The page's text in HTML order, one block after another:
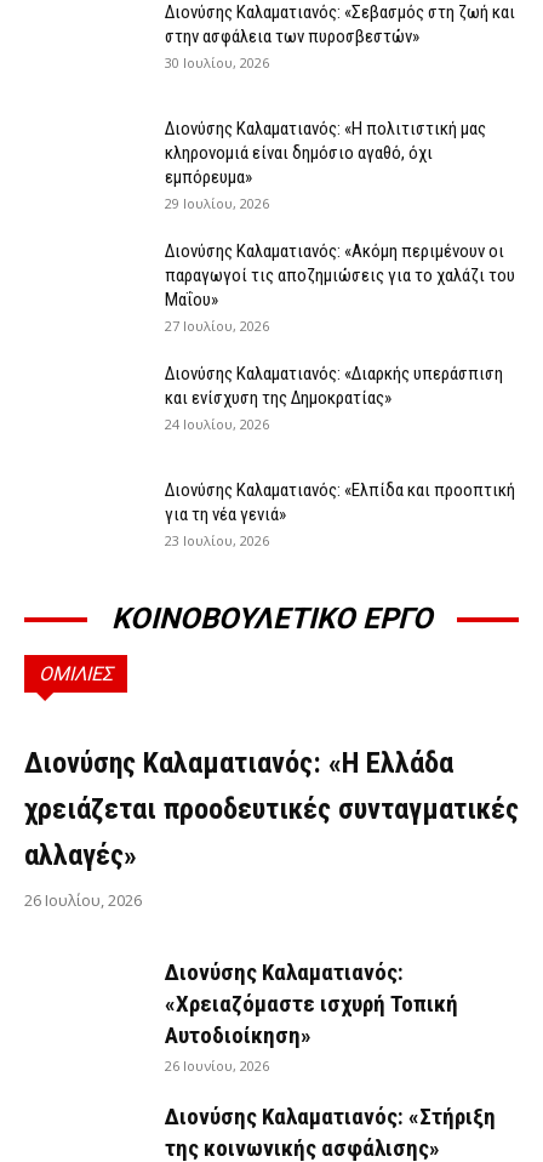
Διονύσης Καλαματιανός: «Σεβασμός στη ζωή και
στην ασφάλεια των πυροσβεστών»
30 Ιουλίου, 2026
Διονύσης Καλαματιανός: «Η πολιτιστική μας
κληρονομιά είναι δημόσιο αγαθό, όχι
εμπόρευμα»
29 Ιουλίου, 2026
Διονύσης Καλαματιανός: «Ακόμη περιμένουν οι
παραγωγοί τις αποζημιώσεις για το χαλάζι του
Μαΐου»
27 Ιουλίου, 2026
Διονύσης Καλαματιανός: «Διαρκής υπεράσπιση
και ενίσχυση της Δημοκρατίας»
24 Ιουλίου, 2026
Διονύσης Καλαματιανός: «Ελπίδα και προοπτική
για τη νέα γενιά»
23 Ιουλίου, 2026
ΚΟΙΝΟΒΟΥΛΕΤΙΚΟ ΕΡΓΟ
ΟΜΙΛΙΕΣ
ΟΜΙΛΊΕΣ
Διονύσης Καλαματιανός: «Η Ελλάδα
χρειάζεται προοδευτικές συνταγματικές
αλλαγές»
26 Ιουλίου, 2026
Διονύσης Καλαματιανός:
«Χρειαζόμαστε ισχυρή Τοπική
Αυτοδιοίκηση»
26 Ιουνίου, 2026
Διονύσης Καλαματιανός: «Στήριξη
της κοινωνικής ασφάλισης»